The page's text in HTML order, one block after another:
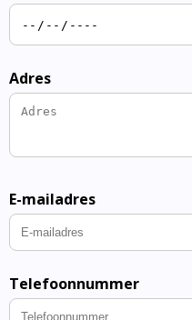
Adres
E-mailadres
Telefoonnummer